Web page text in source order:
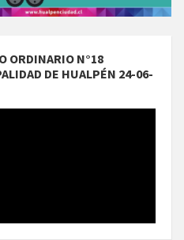
ORDINARIO N°18
DE HUALPÉN 24-06-